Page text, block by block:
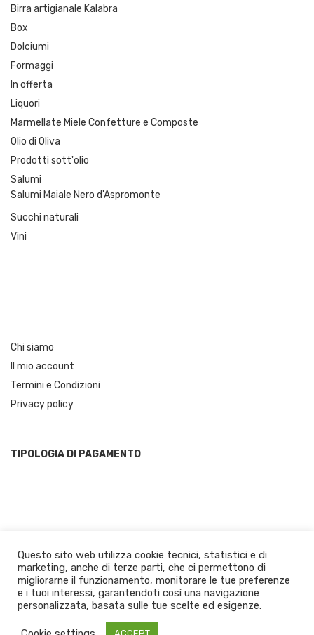
Birra artigianale Kalabra
Box
Dolciumi
Formaggi
In offerta
Liquori
Marmellate Miele Confetture e Composte
Olio di Oliva
Prodotti sott'olio
Salumi
Salumi Maiale Nero d'Aspromonte
Succhi naturali
Vini
Chi siamo
Il mio account
Termini e Condizioni
Privacy policy
TIPOLOGIA DI PAGAMENTO
© 2021 JustCalabria.com by Panuzzo Prodotti Tipici | Calabrian Food
- P.IVA: 02662450804. All Rigths Reserved Design by Masnada Studio
MasnadaStudio|Theme:
Questo sito web utilizza cookie tecnici, statistici e di
marketing, anche di terze parti, che ci permettono di
migliorarne il funzionamento, monitorare le tue preferenze
e i tuoi interessi, garantendoti così una navigazione
personalizzata, basata sulle tue scelte ed esigenze.